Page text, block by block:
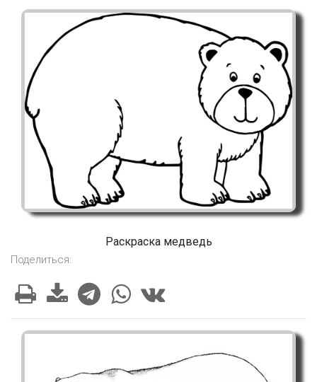
Раскраска медведь
Поделиться: